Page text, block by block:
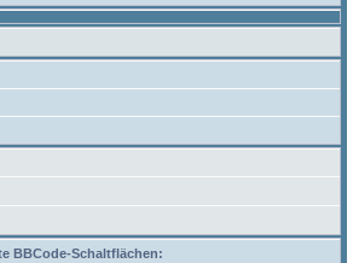
BBCode-Schaltflächen: